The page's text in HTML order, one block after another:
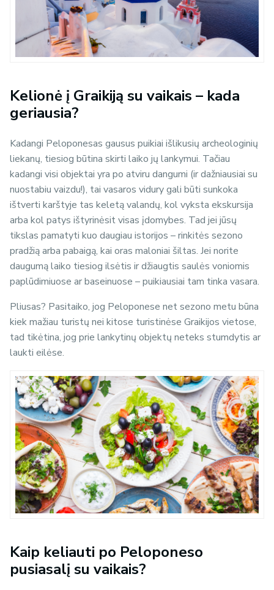
Kelionė į Graikiją su vaikais – kada
geriausia?
Kadangi Peloponesas gausus puikiai išlikusių archeologinių
liekanų, tiesiog būtina skirti laiko jų lankymui. Tačiau
kadangi visi objektai yra po atviru dangumi (ir dažniausiai su
nuostabiu vaizdu!), tai vasaros vidury gali būti sunkoka
ištverti karštyje tas keletą valandų, kol vyksta ekskursija
arba kol patys ištyrinėsit visas įdomybes. Tad jei jūsų
tikslas pamatyti kuo daugiau istorijos – rinkitės sezono
pradžią arba pabaigą, kai oras maloniai šiltas. Jei norite
daugumą laiko tiesiog ilsėtis ir džiaugtis saulės voniomis
paplūdimiuose ar baseinuose – puikiausiai tam tinka vasara.
Pliusas? Pasitaiko, jog Peloponese net sezono metu būna
kiek mažiau turistų nei kitose turistinėse Graikijos vietose,
tad tikėtina, jog prie lankytinų objektų neteks stumdytis ar
laukti eilėse.
Kaip keliauti po Peloponeso
pusiasalį su vaikais?